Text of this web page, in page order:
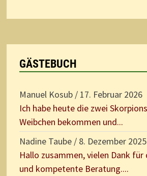
GÄSTEBUCH
Manuel Kosub/ 17. Februar 2026
Ich habe heute die zwei
Weibchen bekommen und...
Nadine Taube/ 8. Dezember 2025
Hallo zusammen, vielen Dank
und kompetente Beratung....